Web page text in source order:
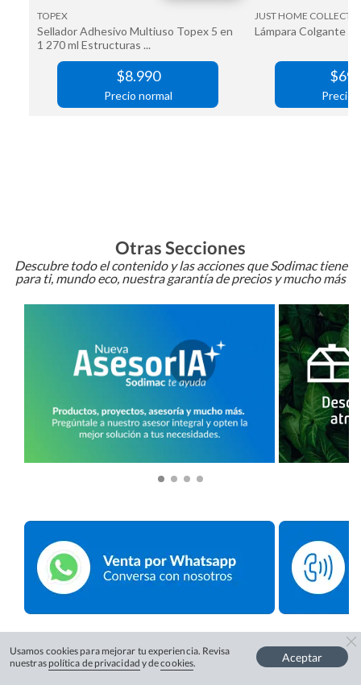
Otras Secciones
Descubre todo el contenido y las acciones que Sodimac tiene
para ti, mundo eco, nuestra garantía de precios y mucho más
Usamos cookies para mejorar tu experiencia. Revisa
nuestras política de privacidad y decookies. Aceptar